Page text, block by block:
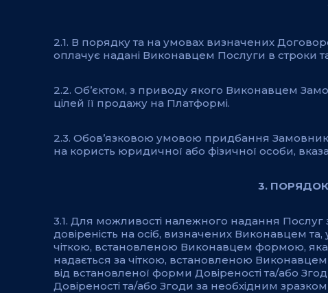
2.1. В порядку та на умовах визначених
оплачує надані Виконавцем Послуги в строки
2.2. Об’єктом, з приводу якого Виконавцем
цілей її продажу на Платформі.
2.3. Обов’язковою умовою придбання
на користь юридичної або фізичної особи,
3.
3.1. Для можливості належного надання
довіреність на осіб, визначених Виконавцем та,
чіткою, встановленою Виконавцем формою,
надається за чіткою, встановленою
від встановленої форми Довіреності та/або
Довіреності та/або Згоди за необхідним